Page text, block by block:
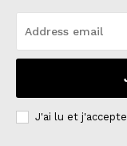
J'ai lu et